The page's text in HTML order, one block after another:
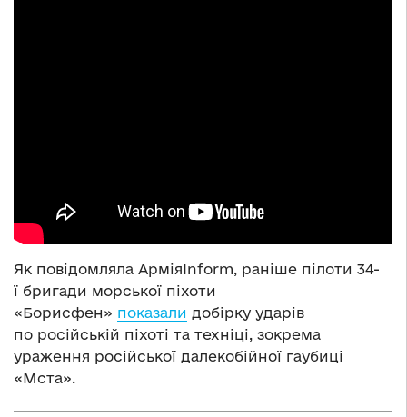
Як повідомляла АрміяInform, раніше пілоти 34-
ї бригади морської піхоти
«Борисфен» показали добірку ударів
по російській піхоті та техніці, зокрема
ураження російської далекобійної гаубиці
«Мста».